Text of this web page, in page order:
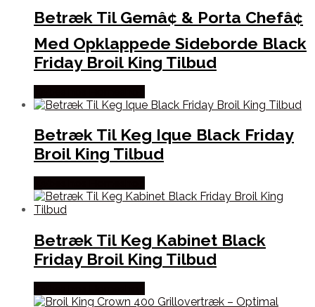
Betræk Til Gemâ¢ & Porta Chefâ¢
Med Opklappede Sideborde Black
Friday Broil King Tilbud
Betræk Til Keg Ique Black Friday
Broil King Tilbud
Betræk Til Keg Kabinet Black
Friday Broil King Tilbud